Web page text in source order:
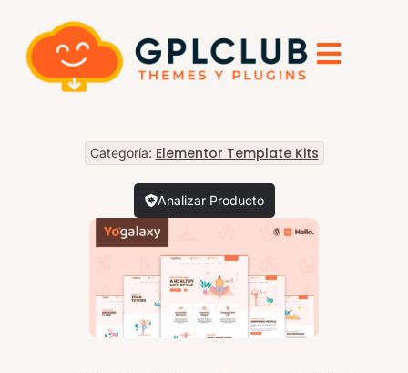
Categoría: Elementor Template Kits
Analizar Producto